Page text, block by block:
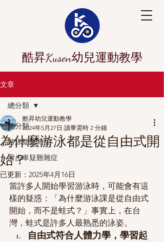
酷昇Kusen幼兒運動教學
文章
總分類
游泳疑難雜症
滑步車疑難雜症
總分類
為什麼游泳都是從自由式開
始？
酷昇幼兒運動教學
2024年5月27日 讀畢需時 2 分鐘
已更新： 2025年4月16日
當許多人開始學習游泳時，可能會有這
樣的疑惑：「為什麼游泳課是從自由式
開始，而不是蛙式？」事實上，在台
灣，蛙式是許多人最熟悉的泳姿。
自由式符合人體力學，學習起